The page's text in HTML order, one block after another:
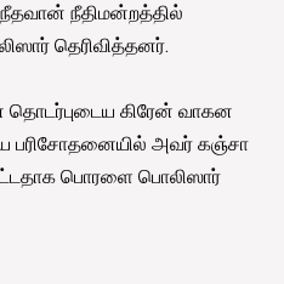
நீதிமன்றத்தில்
தெரிவித்தனர்.
தொடர்புடைய கிரேன் வாகன
பரிசோதனையில் அவர் கஞ்சா
பொரளை பொலிஸார்